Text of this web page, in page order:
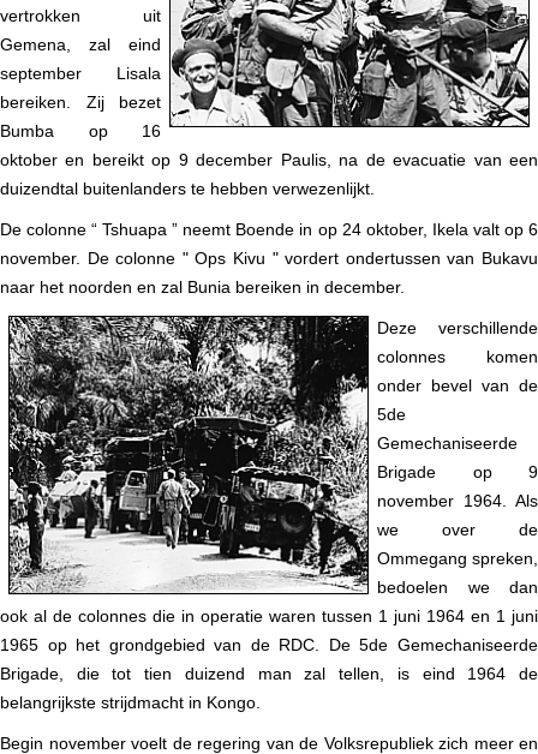
vertrokken uit
Gemena, zal eind
september Lisala
bereiken. Zij bezet
Bumba op 16
oktober en bereikt op 9 december Paulis, na de evacuatie van een
duizendtal buitenlanders te hebben verwezenlijkt.
De colonne “ Tshuapa ” neemt Boende in op 24 oktober, Ikela valt op 6
november. De colonne " Ops Kivu " vordert ondertussen van Bukavu
naar het noorden en zal Bunia bereiken in december.
Deze verschillende
colonnes komen
onder bevel van de
5de
Gemechaniseerde
Brigade op 9
november 1964. Als
we over de
Ommegang spreken,
bedoelen we dan
ook al de colonnes die in operatie waren tussen 1 juni 1964 en 1 juni
1965 op het grondgebied van de RDC. De 5de Gemechaniseerde
Brigade, die tot tien duizend man zal tellen, is eind 1964 de
belangrijkste strijdmacht in Kongo.
Begin november voelt de regering van de Volksrepubliek zich meer en